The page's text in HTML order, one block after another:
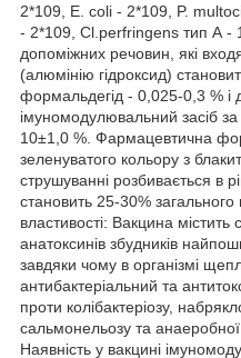
2*109, E. coli - 2*109, P.
- 2*109, Cl.perfringens тип А -
допоміжних речовин, які
(алюмінію гідроксид)
формальдегід - 0,025-0,3 % і
імуномодулювальний засіб
10±1,0 %. Фармацевтична
зеленуватого кольору з
струшуванні розбивається в
становить 25-30% загального
властивості: Вакцина містить
анатоксинів збудників
завдяки чому в організмі
антибактеріальний та
проти колібактеріозу,
сальмонельозу та анаеробної
Наявність у вакцині